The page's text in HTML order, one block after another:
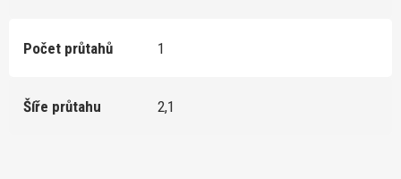
Počet průtahů 1
Šíře průtahu 2,1